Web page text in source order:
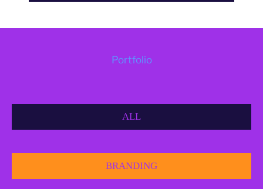
Portfolio
ALL
BRANDING